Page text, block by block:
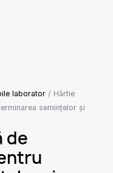
laborator / Hârtie
semințelor și
de